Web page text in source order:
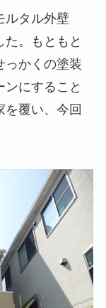
ルタル外壁
。もともと
っかくの塗装
にすること
を覆い、今回